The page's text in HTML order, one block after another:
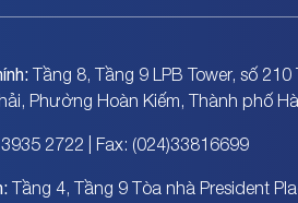
Tầng 8, Tầng 9 LPB Tower, số 210
Phường Hoàn Kiếm, Thành phố
3935 2722 | Fax: (024)33816699
Tầng 4, Tầng 9 Tòa nhà President